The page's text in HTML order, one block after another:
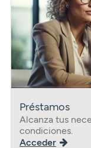
Préstamos
Alcanza tus
condiciones.
Acceder